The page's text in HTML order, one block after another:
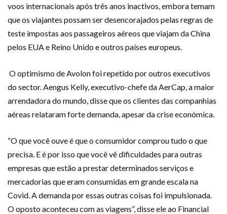
voos internacionais após três anos inactivos, embora temam
que os viajantes possam ser desencorajados pelas regras de
teste impostas aos passageiros aéreos que viajam da China
pelos EUA e Reino Unido e outros países europeus.
O optimismo de Avolon foi repetido por outros executivos
do sector. Aengus Kelly, executivo-chefe da AerCap, a maior
arrendadora do mundo, disse que os clientes das companhias
aéreas relataram forte demanda, apesar da crise económica.
“O que você ouve é que o consumidor comprou tudo o que
precisa. E é por isso que você vê dificuldades para outras
empresas que estão a prestar determinados serviços e
mercadorias que eram consumidas em grande escala na
Covid. A demanda por essas outras coisas foi impulsionada.
O oposto aconteceu com as viagens”, disse ele ao Financial